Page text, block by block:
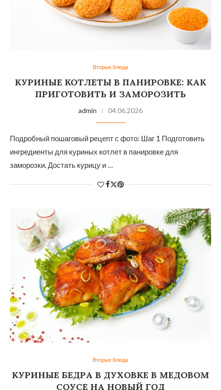
Вторые блюда
КУРИНЫЕ КОТЛЕТЫ В ПАНИРОВКЕ: КАК
ПРИГОТОВИТЬ И ЗАМОРОЗИТЬ
admin 04.06.2026
Подробный пошаговый рецепт с фото: Шаг 1 Подготовить
ингредиенты для куриных котлет в панировке для
заморозки. Достать курицу и …
Вторые блюда
КУРИНЫЕ БЕДРА В ДУХОВКЕ В МЕДОВОМ
СОУСЕ НА НОВЫЙ ГОД